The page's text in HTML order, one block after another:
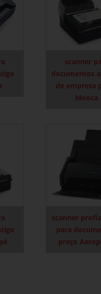
scanner
documentos
de empresa
Mooca
scanner
para
preço